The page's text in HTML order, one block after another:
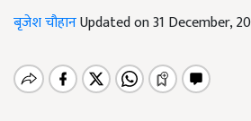
बृजेश चौहानUpdated on 31 December,